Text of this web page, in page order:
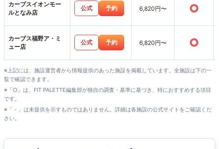
カーブスイオンモー
ルとなみ店
公式 予約 6,820円〜 ○
カーブス福野ア・ミ
ュー店
公式 予約 6,820円〜 ○
※上記には、施設運営者から情報提供のあった施設を掲載しています。全施設は下の一
覧で確認できます。
※「○」は、FIT PALETTE編集部が独自の調査・基準に基づき、特におすすめする項目
です。
※「－」は未提供を示すものではありません。詳細は各施設の公式サイトをご確認くだ
さい。